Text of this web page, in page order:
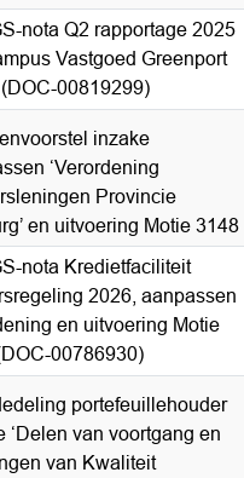
nota Q2 rapportage 2025
Vastgoed Greenport
00819299)
inzake
‘Verordening
Provincie
en uitvoering Motie 3148
nota Kredietfaciliteit
2026, aanpassen
en uitvoering Motie
00786930)
portefeuillehouder
‘Delen van voortgang en
van Kwaliteit